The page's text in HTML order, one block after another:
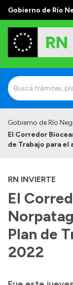
Gobierno de Río
Autoridades
Autoridades y
Discursos en la
Casa de
Acerca de Río
Historia
Gobierno de Río
El Corredor
de Trabajo para el
RN INVIERTE
El
Plan de
2022